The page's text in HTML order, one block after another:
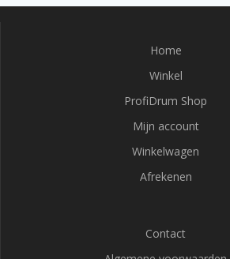
Home
Winkel
ProfiDrum Shop
Mijn account
Winkelwagen
Afrekenen
Contact